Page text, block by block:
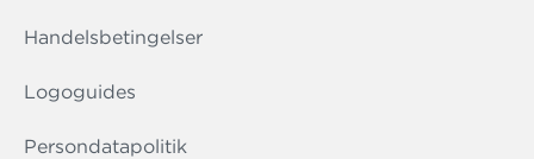
Handelsbetingelser
Logoguides
Persondatapolitik